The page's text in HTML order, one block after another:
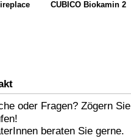
CUBICO Biokamin 2
oder Fragen? Zögern Sie
beraten Sie gerne.